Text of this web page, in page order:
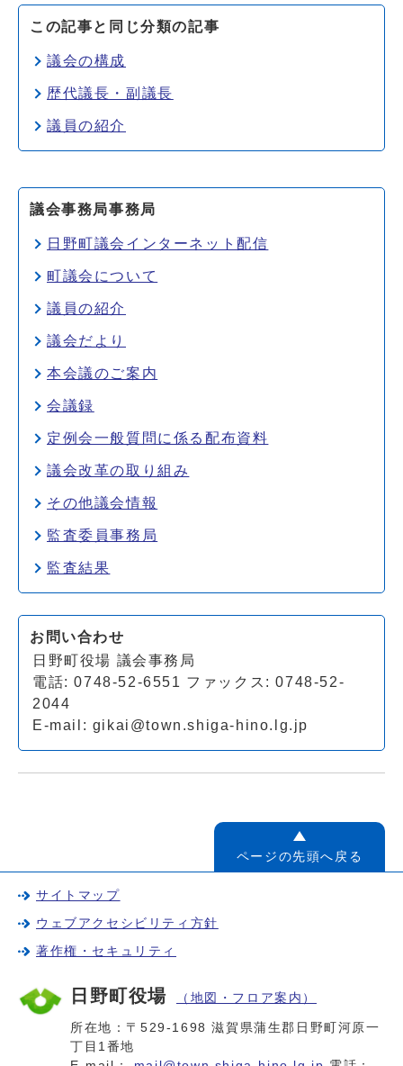
この記事と同じ分類の記事
議会の構成
歴代議長・副議長
議員の紹介
議会事務局事務局
日野町議会インターネット配信
町議会について
議員の紹介
議会だより
本会議のご案内
会議録
定例会一般質問に係る配布資料
議会改革の取り組み
その他議会情報
監査委員事務局
監査結果
お問い合わせ
日野町役場 議会事務局
電話: 0748-52-6551 ファックス: 0748-52-
2044
E-mail: gikai@town.shiga-hino.lg.jp
ページの先頭へ戻る
サイトマップ
ウェブアクセシビリティ方針
著作権・セキュリティ
日野町役場 （地図・フロア案内）
所在地：〒529-1698 滋賀県蒲生郡日野町河原一
丁目1番地